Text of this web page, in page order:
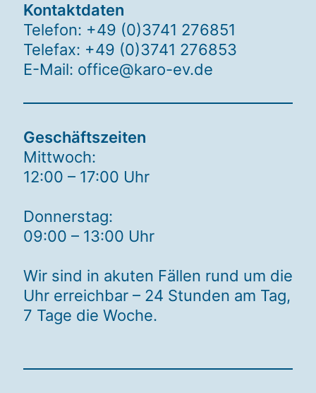
Kontaktdaten
Telefon: +49 (0)3741 276851
Telefax: +49 (0)3741 276853
E-Mail: office@karo-ev.de
Geschäftszeiten
Mittwoch:
12:00 – 17:00 Uhr
Donnerstag:
09:00 – 13:00 Uhr
Wir sind in akuten Fällen rund um die
Uhr erreichbar – 24 Stunden am Tag,
7 Tage die Woche.